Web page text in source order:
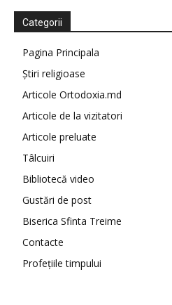
Categorii
Pagina Principala
Știri religioase
Articole Ortodoxia.md
Articole de la vizitatori
Articole preluate
Tâlcuiri
Bibliotecă video
Gustări de post
Biserica Sfinta Treime
Contacte
Profețiile timpului